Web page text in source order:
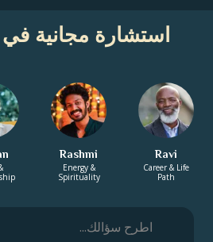
استشارة مجانية في
Ravi
Career & Life
Path
Rashmi
Energy &
Spirituality